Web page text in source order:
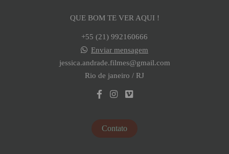
QUE BOM TE VER AQUI !
+55 (21) 992160666
Enviar mensagem
jessica.andrade.filmes@gmail.com
Rio de janeiro / RJ
Contato